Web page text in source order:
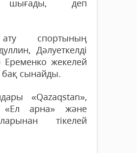
деп
спортының
Дәлуеткелді
жекелей
бақ сынайды.
«Qazaqstan»,
«Ел арна» және
тікелей